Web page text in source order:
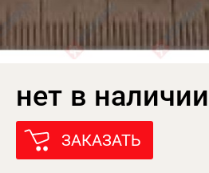
нет в наличии
ЗАКАЗАТЬ